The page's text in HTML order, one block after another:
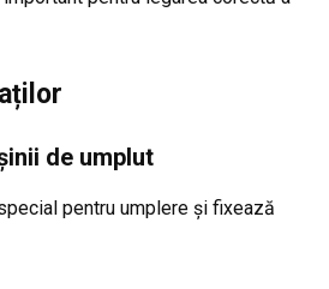
de umplut
pentru umplere și fixează